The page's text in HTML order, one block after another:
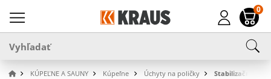
0
KÚPEĽNE A SAUNY Kúpeľne Úchyty na poličky Stabilizačná